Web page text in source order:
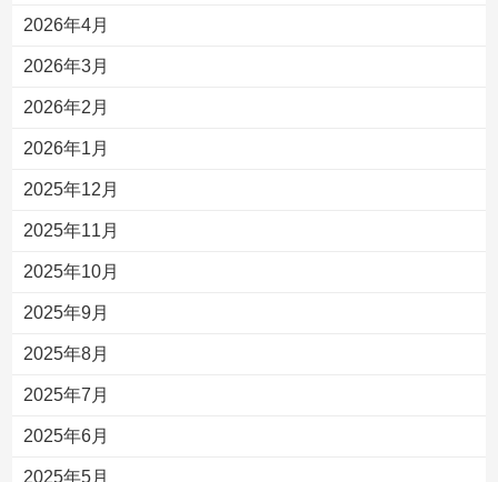
2026年4月
2026年3月
2026年2月
2026年1月
2025年12月
2025年11月
2025年10月
2025年9月
2025年8月
2025年7月
2025年6月
2025年5月